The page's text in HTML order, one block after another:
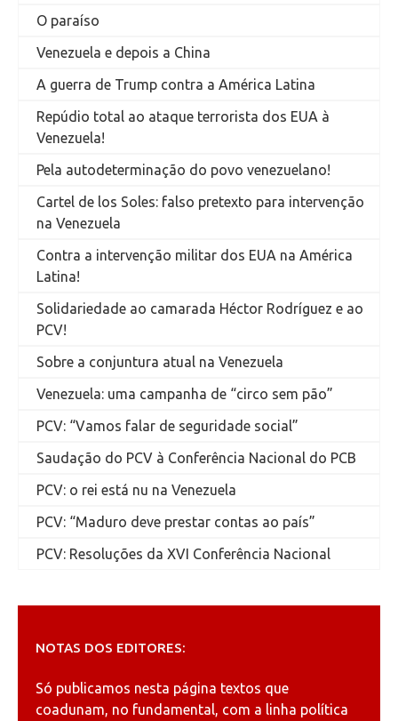
O paraíso
Venezuela e depois a China
A guerra de Trump contra a América Latina
Repúdio total ao ataque terrorista dos EUA à
Venezuela!
Pela autodeterminação do povo venezuelano!
Cartel de los Soles: falso pretexto para intervenção
na Venezuela
Contra a intervenção militar dos EUA na América
Latina!
Solidariedade ao camarada Héctor Rodríguez e ao
PCV!
Sobre a conjuntura atual na Venezuela
Venezuela: uma campanha de “circo sem pão”
PCV: “Vamos falar de seguridade social”
Saudação do PCV à Conferência Nacional do PCB
PCV: o rei está nu na Venezuela
PCV: “Maduro deve prestar contas ao país”
PCV: Resoluções da XVI Conferência Nacional
NOTAS DOS EDITORES:
Só publicamos nesta página textos que
coadunam, no fundamental, com a linha política